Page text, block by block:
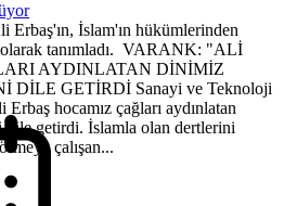
İslam'ın hükümlerinden
olarak tanımladı. VARANK: "ALİ
AYDINLATAN DİNİMİZ
GETİRDİ Sanayi ve Teknoloji
hocamız çağları aydınlatan
getirdi. İslamla olan dertlerini
çalışan...